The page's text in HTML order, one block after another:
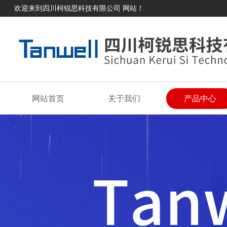
欢迎来到四川柯锐思科技有限公司 网站！
网站首页 关于我们 产品中心